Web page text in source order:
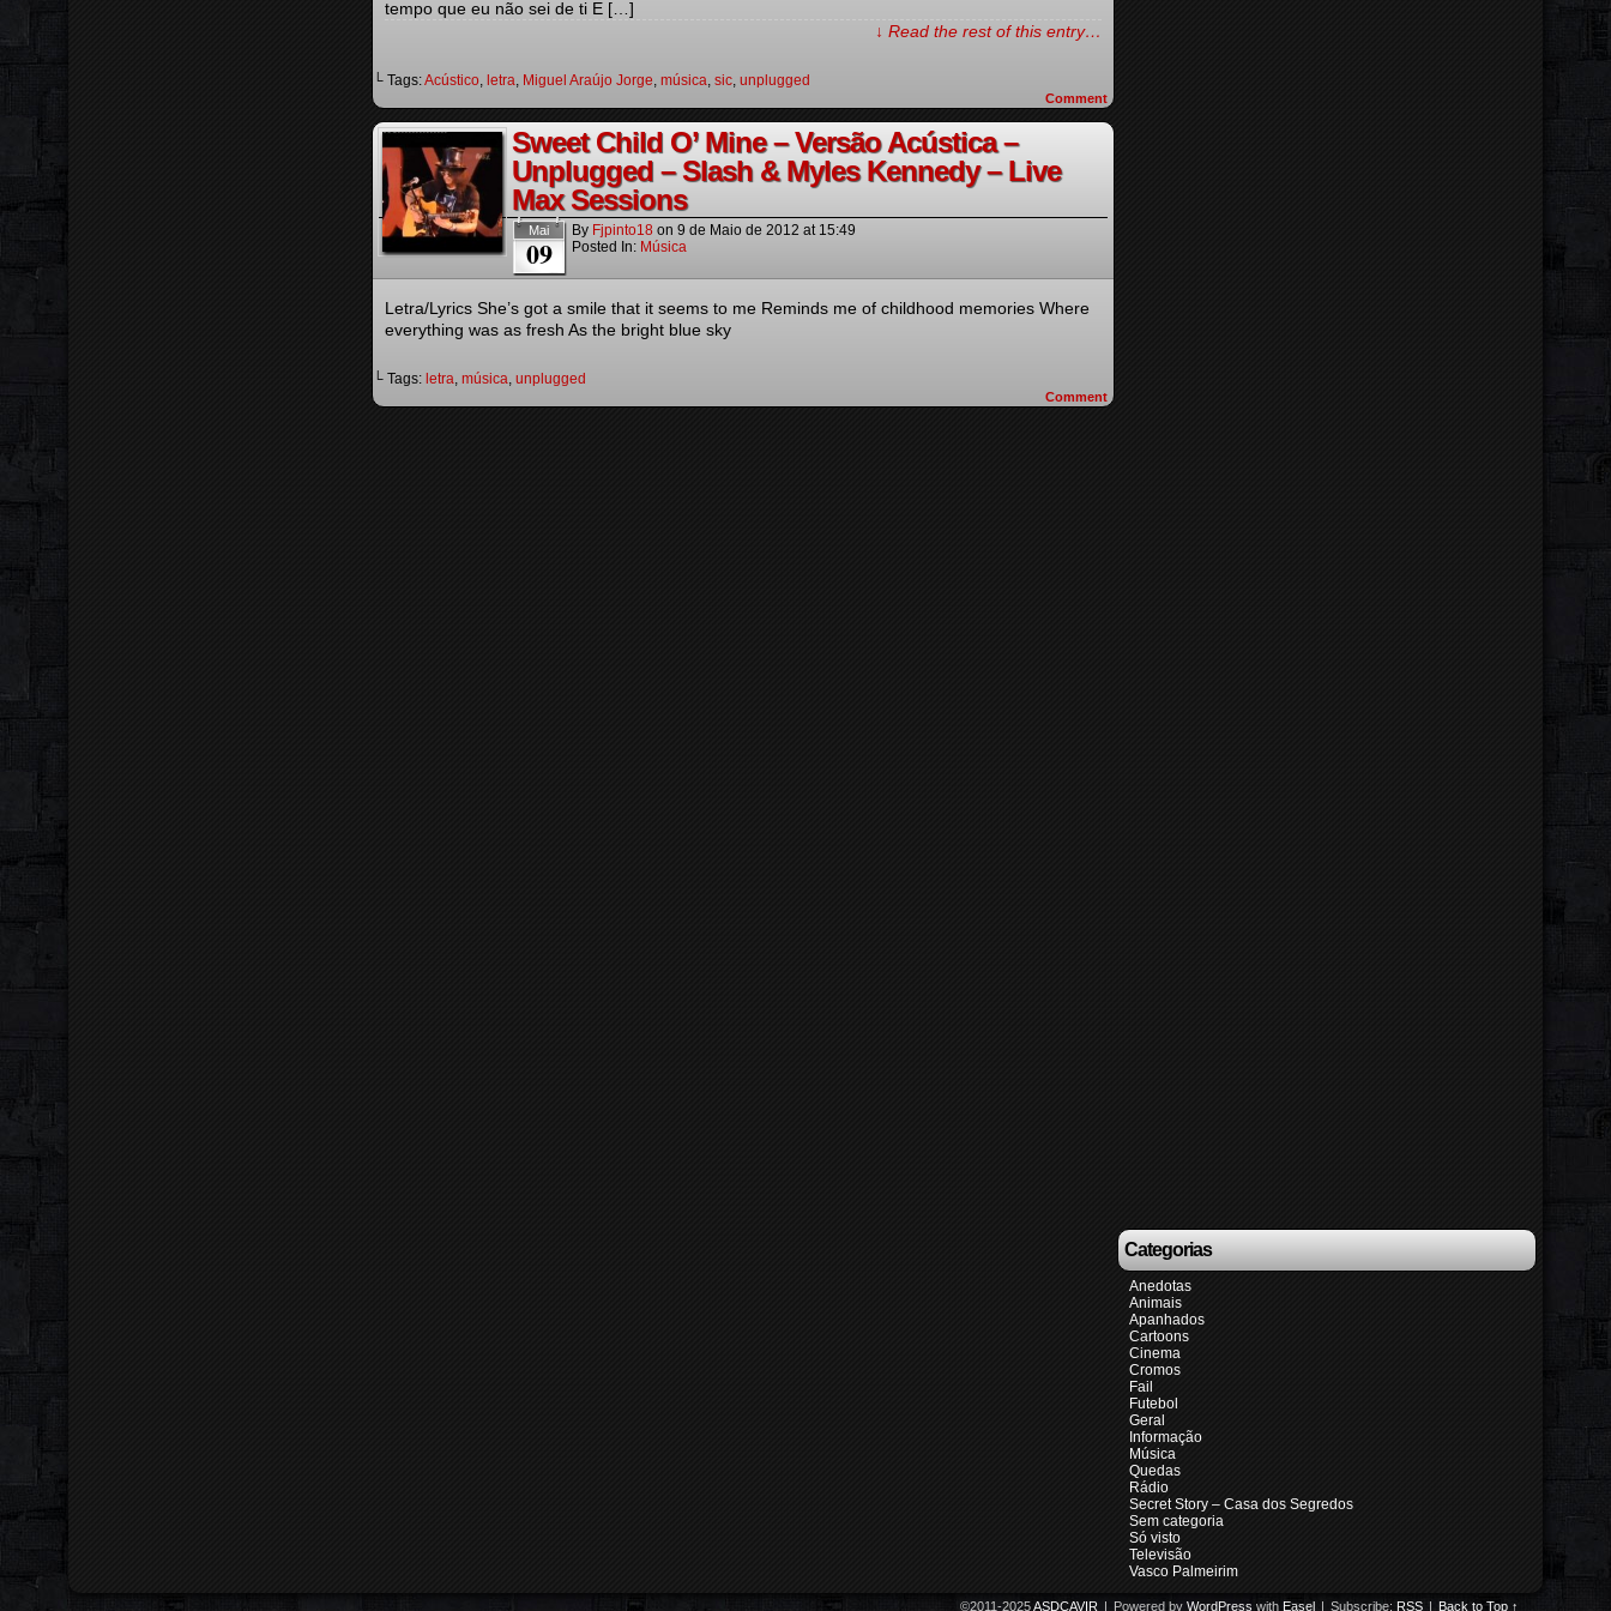
tempo que eu não sei de ti E […]
↓ Read the rest of this entry…
└ Tags:Acústico, letra, Miguel Araújo Jorge, música, sic, unplugged
Comment
Sweet Child O’ Mine – Versão Acústica –
Unplugged – Slash & Myles Kennedy – Live
Max Sessions
Mai
09
By Fjpinto18 on 9 de Maio de 2012 at 15:49
Posted In: Música
Letra/Lyrics She’s got a smile that it seems to me Reminds me of childhood memories Where
everything was as fresh As the bright blue sky
└ Tags: letra, música, unplugged
Comment
Categorias
Anedotas
Animais
Apanhados
Cartoons
Cinema
Cromos
Fail
Futebol
Geral
Informação
Música
Quedas
Rádio
Secret Story – Casa dos Segredos
Sem categoria
Só visto
Televisão
Vasco Palmeirim
©2011-2025ASDCAVIR | Powered by WordPress with Easel | Subscribe: RSS | Back to Top ↑